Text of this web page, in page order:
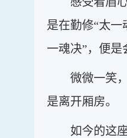
是在勤修“太
一魂决”，便是
微微一笑
是离开厢房。
如今的这